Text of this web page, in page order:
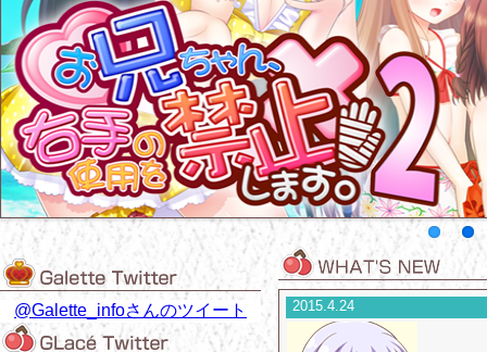
@Galette_infoさんのツイート 2015.4.24